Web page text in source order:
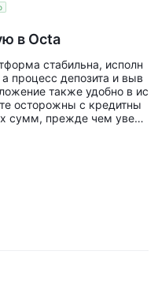
в Octa
стабильна, исполн
процесс депозита и выв
также удобно в ис
осторожны с кредитны
сумм, прежде чем увели